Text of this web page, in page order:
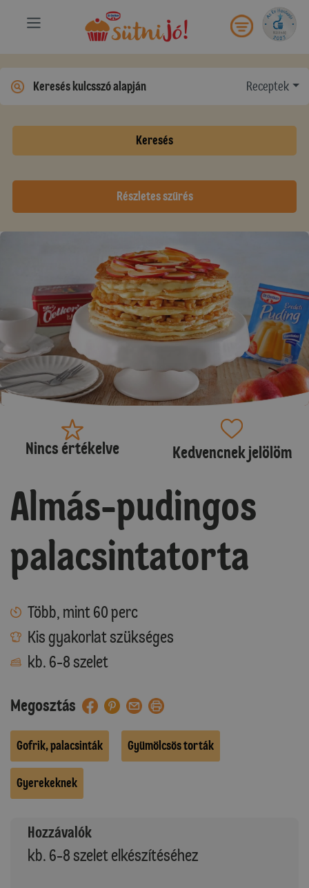
Receptek
Keresés
Részletes szűrés
Nincs értékelve Kedvencnek jelölöm
Almás-pudingos
palacsintatorta
Több, mint 60 perc
Kis gyakorlat szükséges
kb. 6-8 szelet
Megosztás
Gofrik, palacsinták Gyümölcsös torták
Gyerekeknek
Hozzávalók
kb. 6-8 szelet elkészítéséhez